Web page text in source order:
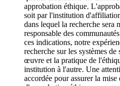
approbation éthique.
soit par l'institution
dans lequel la recherche sera
responsable des
ces indications, notre
recherche sur les systèmes
œuvre et la pratique de
institution à l'autre. Une
accordée pour assurer la